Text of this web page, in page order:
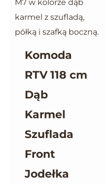
Komoda
RTV 118 cm
Dąb
Karmel
Szuflada
Front
Jodełka